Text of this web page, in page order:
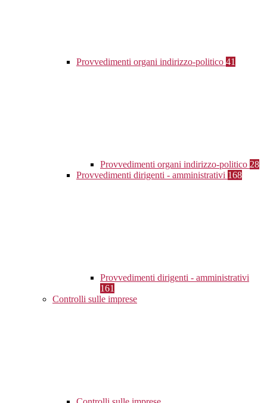
Provvedimenti organi indirizzo-politico 41
Provvedimenti organi indirizzo-politico 28
Provvedimenti dirigenti - amministrativi 168
Provvedimenti dirigenti - amministrativi
161
Controlli sulle imprese